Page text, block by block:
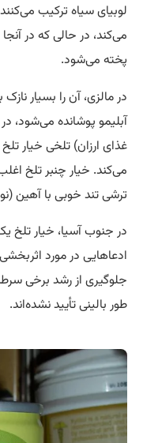
لوبیای سیاه ترکیب
می‌کند، در حالی که در
پخته می‌شود.
در مالزی، آن را بسیار
آبلیمو پوشانده می‌شود،
غذای ارزان) تلخی خیار
می‌کند. خیار چنبر تلخ
ترشی تند خوبی با آهین
در جنوب آسیا، خیار تلخ
ادعاهایی در مورد
جلوگیری از رشد برخی
طور بالینی تأیید نشده‌اند.